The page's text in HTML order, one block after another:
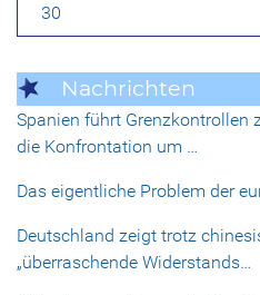
30
Nachrichten
Spanien führt Grenzkontrollen
die Konfrontation um …
Das eigentliche Problem der
Deutschland zeigt trotz
„überraschende Widerstands…